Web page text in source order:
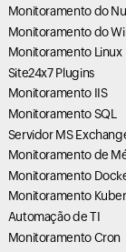
Monitoramento do
Monitoramento do
Monitoramento Linux
Site24x7 Plugins
Monitoramento IIS
Monitoramento SQL
Servidor MS
Monitoramento de
Monitoramento
Monitoramento
Automação de TI
Monitoramento Cron